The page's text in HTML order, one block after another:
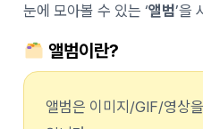
눈에 모아볼 수 있는 ‘앨범’을
앨범이란?
앨범은 이미지/GIF/영상